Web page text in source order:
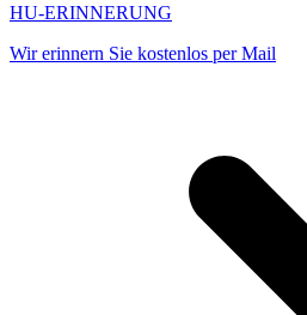
HU-ERINNERUNG
Wir erinnern Sie kostenlos per Mail